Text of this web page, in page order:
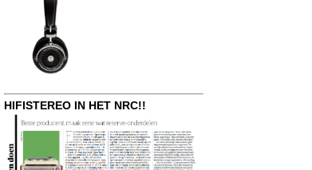
HIFISTEREO IN HET NRC!!